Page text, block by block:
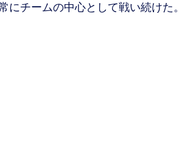
チームの中心として戦い続けた。